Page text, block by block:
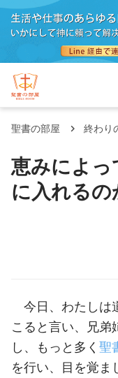
聖書の部屋 終わり
恵みによっ
に入れるの
今日、わたしは
こると言い、兄弟
し、もっと多く 聖
を行い、目を覚ま